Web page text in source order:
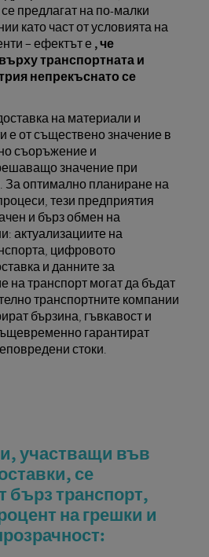
предлагат на по-малки
като част от условията на
– ефектът е , че
транспортната и
непрекъснато се
на материали и
е от съществено значение в
съоръжение и
значение при
За оптимално планиране на
тези предприятия
и бърз обмен на
актуализациите на
цифровото
и данните за
на транспорт могат да бъдат
транспортните компании
бързина, гъвкавост и
гарантират
стоки.
участващи във
се
бърз транспорт,
на грешки и